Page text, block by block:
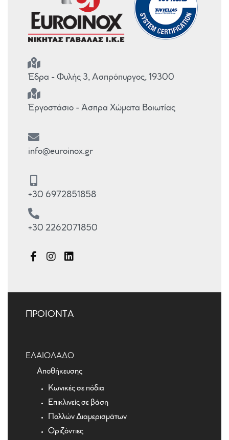
Έδρα - Φυλής 3, Ασπρόπυργος, 19300
Έργοστάσιο - Άσπρα Χώματα Βοιωτίας
info@euroinox.gr
+30 6972851858
+30 2262071850
ΠΡΟΙΟΝΤΑ
ΕΛΑΙΌΛΑΔΟ
Αποθήκευσης
Κωνικές σε πόδια
Επικλινείς σε βάση
Πολλών Διαμερισμάτων
Οριζόντιες